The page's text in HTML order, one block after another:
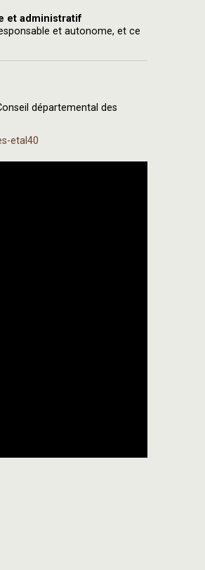
et administratif
et autonome, et ce
départemental des
etal40